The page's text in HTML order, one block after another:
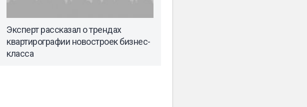
Эксперт рассказал о трендах
квартирографии новостроек бизнес-
класса